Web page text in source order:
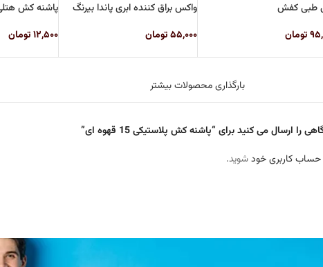
طبی کفش
تومان
واکس براق کننده ابری پاندا بیرنگ
۵۵,۰۰۰ تومان
پاشنه کش
۱۲,۵۰۰تومان
بارگذاری محصولات بیشتر
ارسال می کنید برای “پاشنه کش پلاستیکی 15 قهوه ای”
حساب کاربری خودشوید.